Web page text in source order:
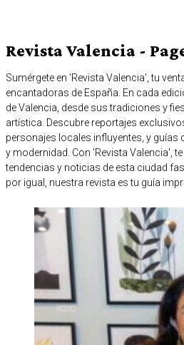
Revista Valencia -
Sumérgete en 'Revista Valencia', tu
encantadoras de España. En cada
de Valencia, desde sus tradiciones y
artística. Descubre reportajes
personajes locales influyentes, y guías
y modernidad. Con 'Revista Valencia',
tendencias y noticias de esta ciudad
por igual, nuestra revista es tu guía